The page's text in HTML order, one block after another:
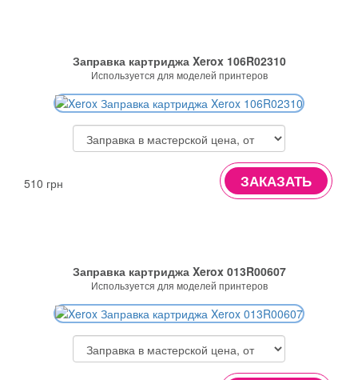
Заправка картриджа Xerox 106R02310
Используется для моделей принтеров
510 грн ЗАКАЗАТЬ
Заправка картриджа Xerox 013R00607
Используется для моделей принтеров